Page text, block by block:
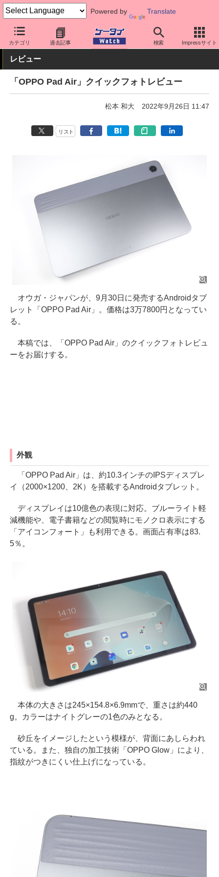
Powered by Translate
カテゴリ 過去記事 検索 Impressサイト
ケータイ Watch OS Android OPPO
レビュー
「OPPO Pad Air」クイックフォトレビュー
松本 和大 2022年9月26日 11:47
リスト
オウガ・ジャパンが、9月30日に発売するAndroidタブ
レット「OPPO Pad Air」。価格は3万7800円となってい
る。
本稿では、「OPPO Pad Air」のクイックフォトレビュ
ーをお届けする。
外観
「OPPO Pad Air」は、約10.3インチのIPSディスプレ
イ（2000×1200、2K）を搭載するAndroidタブレット。
ディスプレイは10億色の表現に対応。ブルーライト軽
減機能や、電子書籍などの閲覧時にモノクロ表示にする
「アイコンフォート」も利用できる。画面占有率は83.
5％。
本体の大きさは245×154.8×6.9mmで、重さは約440
g。カラーはナイトグレーの1色のみとなる。
砂丘をイメージしたという模様が、背面にあしらわれ
ている。また、独自の加工技術「OPPO Glow」により、
指紋がつきにくい仕上げになっている。